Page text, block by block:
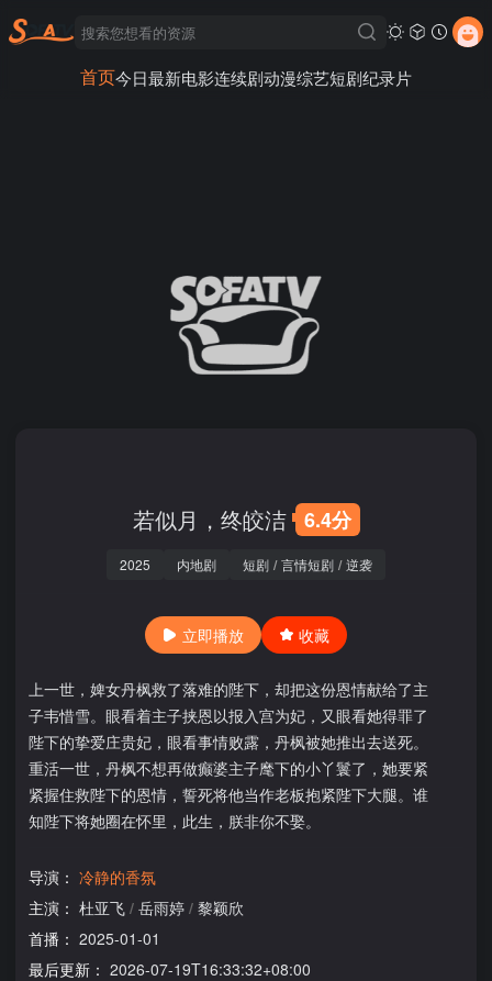
首页今日最新电影连续剧动漫综艺短剧纪录片
若似月，终皎洁 6.4分
2025 内地剧 短剧 / 言情短剧 / 逆袭
立即播放 收藏
上一世，婢女丹枫救了落难的陛下，却把这份恩情献给了主
子韦惜雪。眼看着主子挟恩以报入宫为妃，又眼看她得罪了
陛下的挚爱庄贵妃，眼看事情败露，丹枫被她推出去送死。
重活一世，丹枫不想再做癫婆主子麾下的小丫鬟了，她要紧
紧握住救陛下的恩情，誓死将他当作老板抱紧陛下大腿。谁
知陛下将她圈在怀里，此生，朕非你不娶。
导演： 冷静的香氛
主演： 杜亚飞 / 岳雨婷 / 黎颖欣
首播： 2025-01-01
最后更新： 2026-07-19T16:33:32+08:00